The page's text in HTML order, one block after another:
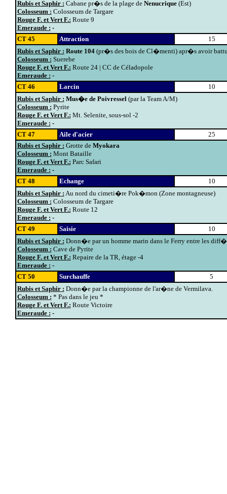
Rubis et Saphir : Cabane pr�s de la plage de Nenucrique(Est)
Colosseum : Colosseum de Targare
Rouge F. et Vert F.: Route 9
Emeraude : -
CT 45
Attraction
15
Rubis et Saphir : Route 104 (pr�s des bois de Cl�menti) apr�s avoir
Colosseum : Suerebe
Rouge F. et Vert F.: Route 24 | CC de Céladopole
Emeraude : -
CT 46
Larcin
10
Rubis et Saphir : Mus�e de Poivressel(par la Team A/M)
Colosseum : Pyrite
Rouge F. et Vert F.: Mt. Selenite, sous-sol -2
Emeraude : -
CT 47
Aile d'acier
25
Rubis et Saphir : Grotte de Myokara
Colosseum : Mont Bataille
Rouge F. et Vert F.: Parc Safari
Emeraude : -
CT 48
Echange
10
Rubis et Saphir : Au nord du cimeti�re Pok�mon (Zone montagneuse)
Colosseum : Colosseum de Targare
Rouge F. et Vert F.: Route 12
Emeraude : -
CT 49
Saisie
10
Rubis et Saphir : Donn�e par un homme marin dans le Ferry entre les
Colosseum : Cave de Pyrite
Rouge F. et Vert F.: Repaire de la TR, étage -4
Emeraude : -
CT 50
Surchauffe
5
Rubis et Saphir : Donn�e par la championne de l'ar�ne de Vermilava.
Colosseum : * Pas dans le jeu *
Rouge F. et Vert F.: Route Victoire
Emeraude : -